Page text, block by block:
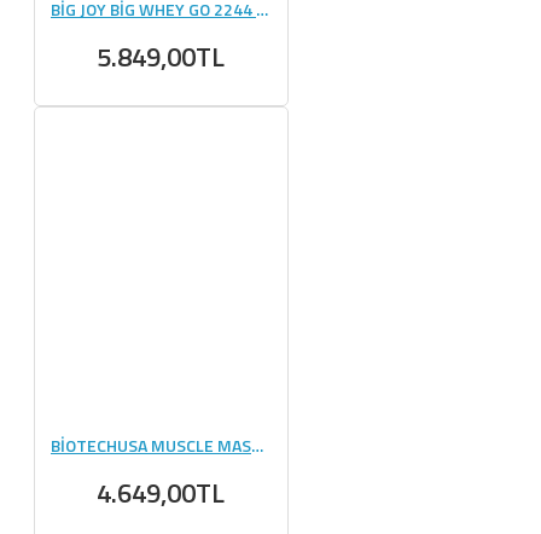
BİG JOY BİG WHEY GO 2244 GR - 68 PAKET
5.849,00TL
BİOTECHUSA MUSCLE MASS 4000 GR
4.649,00TL